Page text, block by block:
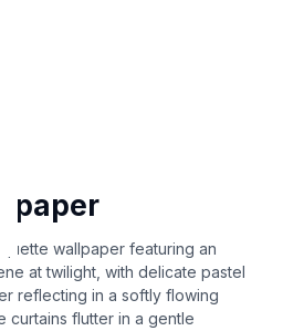
wallpaper featuring an
at twilight, with delicate pastel
reflecting in a softly flowing
curtains flutter in a gentle